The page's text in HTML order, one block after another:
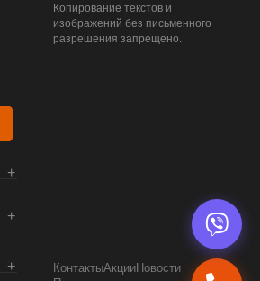
Копирование текстов и
изображений без письменного
разрешения запрещено.
КонтактыАкцииНовости